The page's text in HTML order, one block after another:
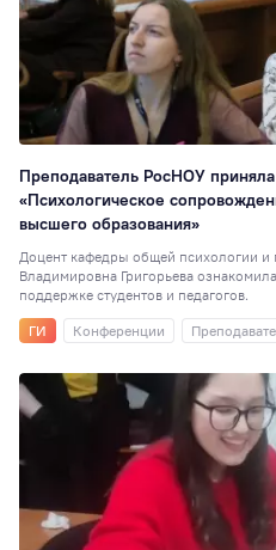
Преподаватель РосНОУ приняла
«Психологическое
высшего образования»
Доцент кафедры общей психологии и
Владимировна Григорьева
поддержке студентов и педагогов.
ГИ
Конференции